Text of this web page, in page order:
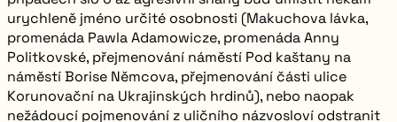
urychleně jméno určité osobnosti (Makuchova lávka,
promenáda Pawla Adamowicze, promenáda Anny
Politkovské, přejmenování náměstí Pod kaštany na
náměstí Borise Němcova, přejmenování části ulice
Korunovační na Ukrajinských hrdinů), nebo naopak
nežádoucí pojmenování z uličního názvosloví odstranit